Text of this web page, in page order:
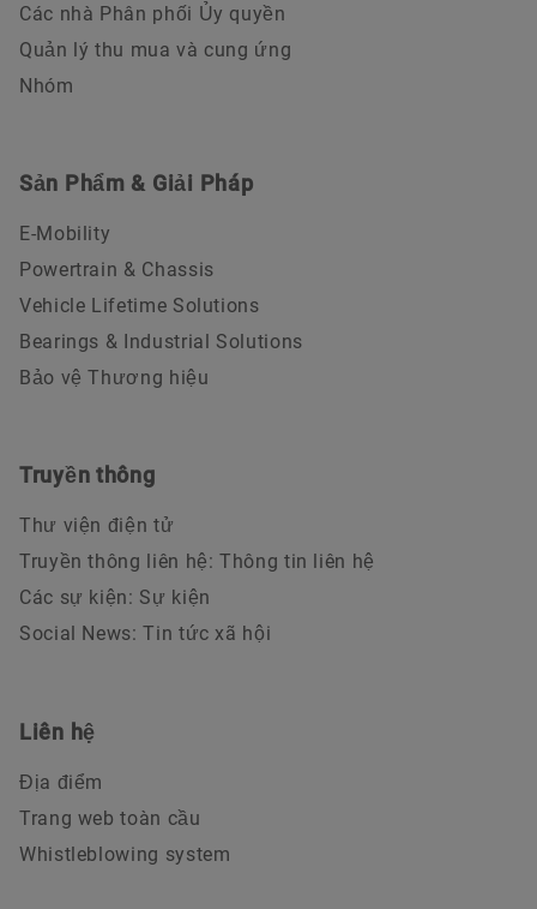
Các nhà Phân phối Ủy quyền
Quản lý thu mua và cung ứng
Nhóm
Sản Phẩm & Giải Pháp
E-Mobility
Powertrain & Chassis
Vehicle Lifetime Solutions
Bearings & Industrial Solutions
Bảo vệ Thương hiệu
Truyền thông
Thư viện điện tử
Truyền thông liên hệ: Thông tin liên hệ
Các sự kiện: Sự kiện
Social News: Tin tức xã hội
Liên hệ
Địa điểm
Trang web toàn cầu
Whistleblowing system